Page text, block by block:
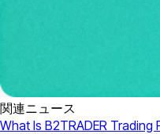
関連ニュース
What Is B2TRADER